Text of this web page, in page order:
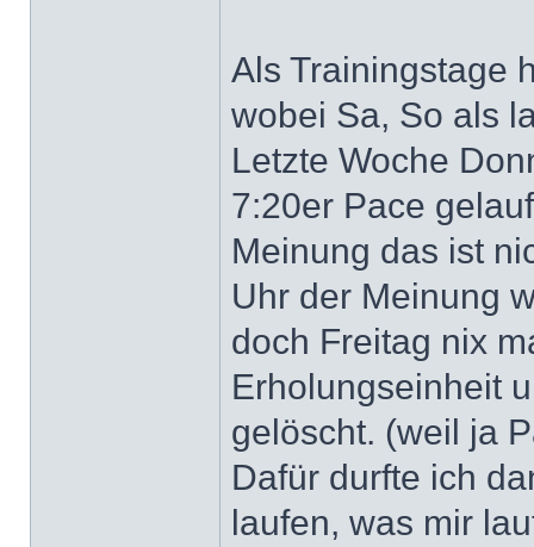
Als Trainingstage
wobei Sa, So als
Letzte Woche
7:20er Pace
Meinung das ist
Uhr der Meinung
doch Freitag nix
Erholungseinheit
gelöscht. (weil ja
Dafür durfte ich
laufen, was mir